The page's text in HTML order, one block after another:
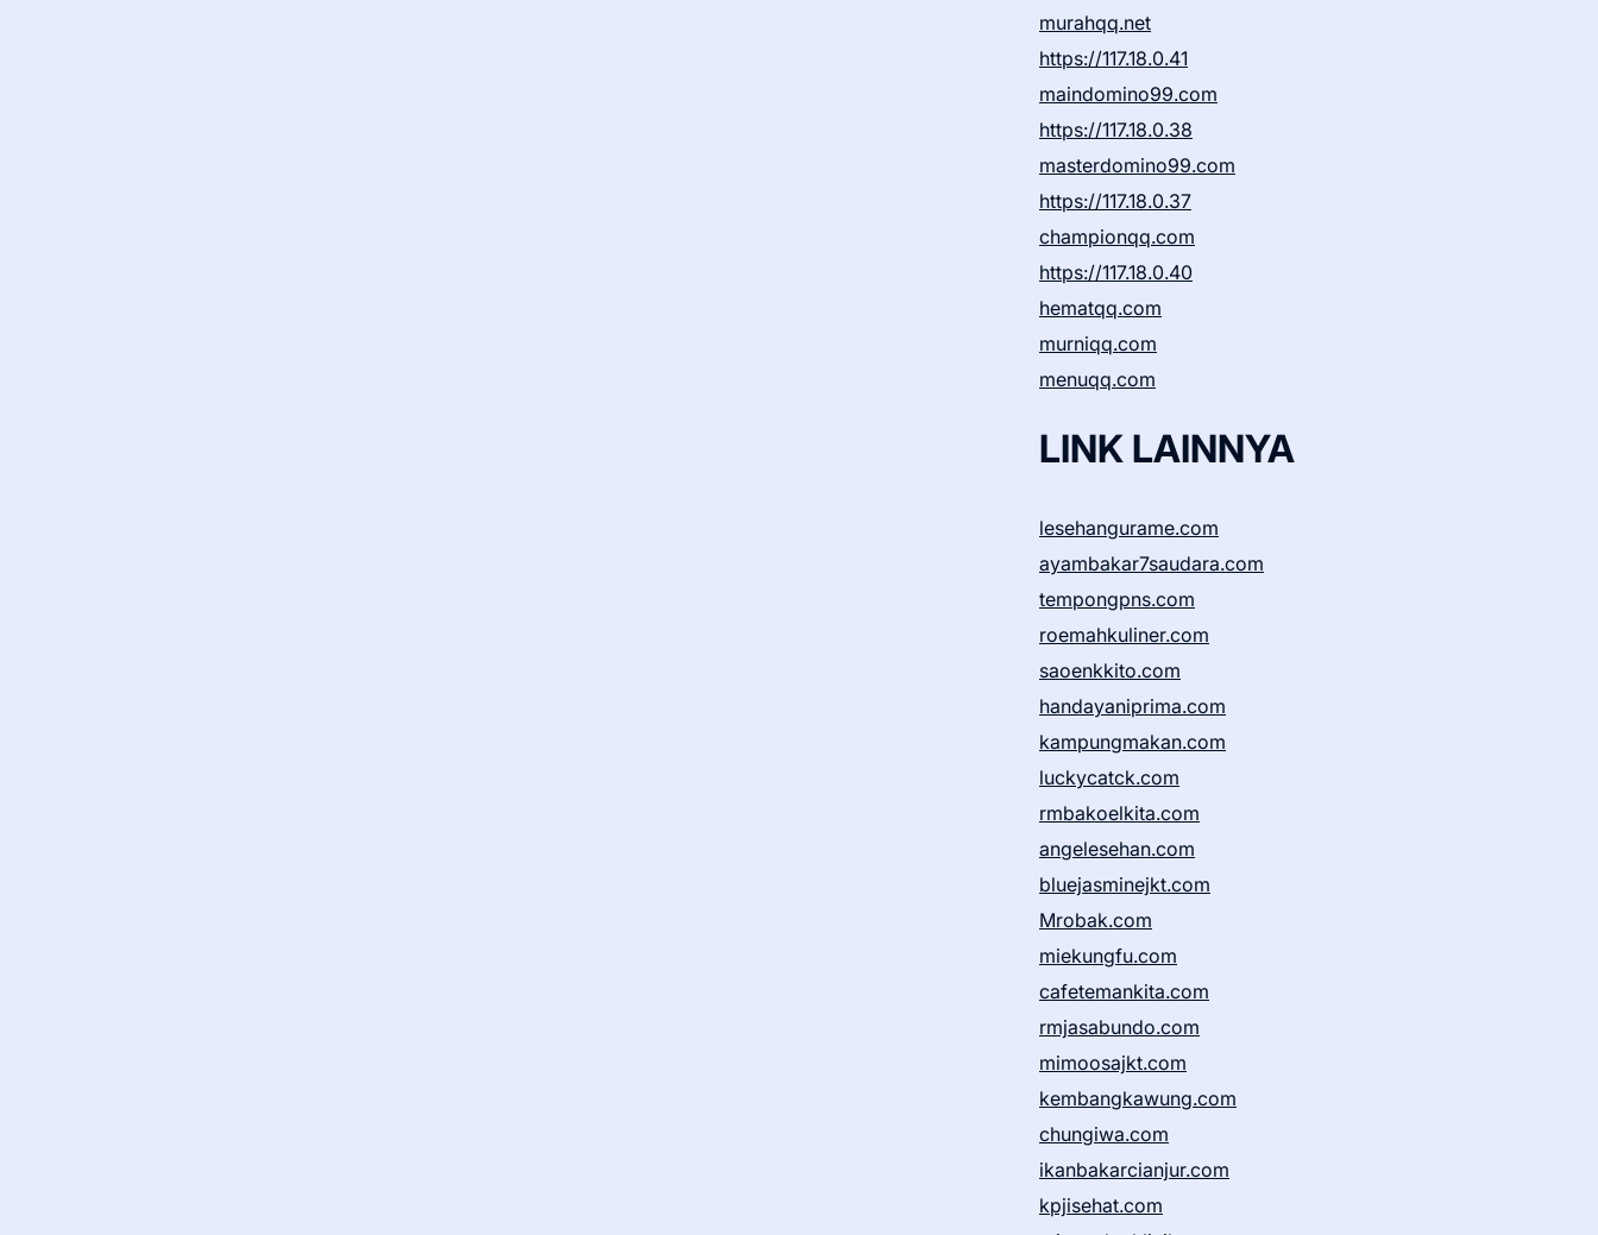
murahqq.net
https://117.18.0.41
maindomino99.com
https://117.18.0.38
masterdomino99.com
https://117.18.0.37
championqq.com
https://117.18.0.40
hematqq.com
murniqq.com
menuqq.com
LINK LAINNYA
lesehangurame.com
ayambakar7saudara.com
tempongpns.com
roemahkuliner.com
saoenkkito.com
handayaniprima.com
kampungmakan.com
luckycatck.com
rmbakoelkita.com
angelesehan.com
bluejasminejkt.com
Mrobak.com
miekungfu.com
cafetemankita.com
rmjasabundo.com
mimoosajkt.com
kembangkawung.com
chungiwa.com
ikanbakarcianjur.com
kpjisehat.com